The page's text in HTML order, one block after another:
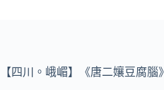
【四川。峨嵋】《唐二孃豆腐